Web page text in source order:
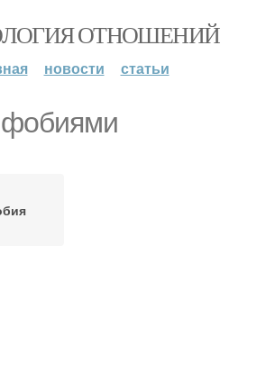
ОТНОШЕНИЙ
новости статьи